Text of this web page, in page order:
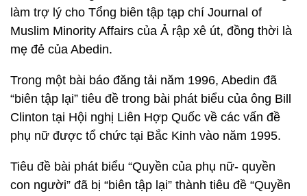
làm trợ lý cho Tổng biên tập tạp chí Journal of
Muslim Minority Affairs của Ả rập xê út, đồng thời là
mẹ đẻ của Abedin.
Trong một bài báo đăng tải năm 1996, Abedin đã
“biên tập lại” tiêu đề trong bài phát biểu của ông Bill
Clinton tại Hội nghị Liên Hợp Quốc về các vấn đề
phụ nữ được tổ chức tại Bắc Kinh vào năm 1995.
Tiêu đề bài phát biểu “Quyền của phụ nữ- quyền
con người” đã bị “biên tập lại” thành tiêu đề “Quyền